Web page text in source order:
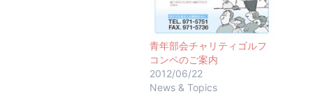
青年部会チャリティゴルフ
コンペのご案内
2012/06/22
News & Topics